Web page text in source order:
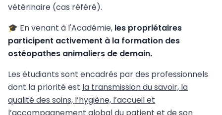
vétérinaire (cas référé).
🎓 En venant à l'Académie, les propriétaires
participent activement à la formation des
ostéopathes animaliers de demain.
Les étudiants sont encadrés par des professionnels
dont la priorité est la transmission du savoir, la
qualité des soins, l’hygiène, l’accueil et